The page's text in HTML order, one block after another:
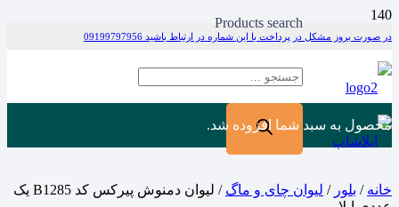
در صورت بروز مشکل در پرداخت با این شماره در ارتباط باشید 09199797956
Products search
محصول به سبد شما افزوده شد.
خانه / بلور / لیوان چای و ماگ
/ لیوان دمنوش پیرکس کد B1285 یک